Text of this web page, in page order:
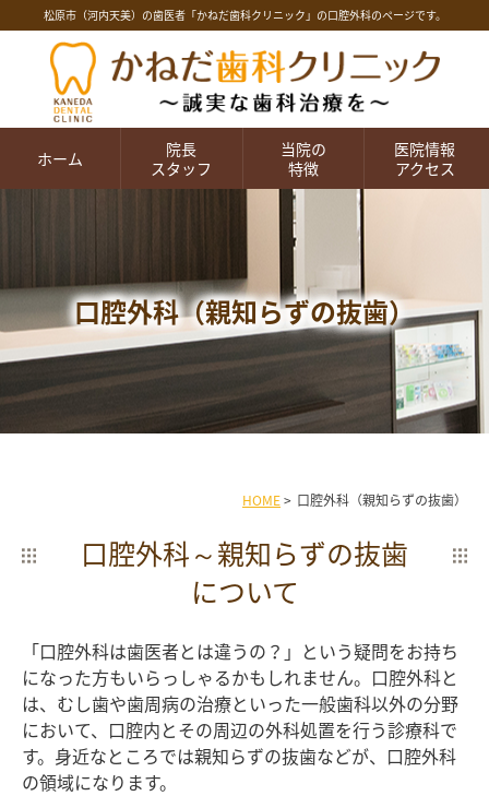
松原市（河内天美）の歯医者「かねだ歯科クリニック」の口腔外科のページです。
ホーム
院長
スタッフ
当院の
特徴
医院情報
アクセス
口腔外科（親知らずの抜歯）
HOME> 口腔外科（親知らずの抜歯）
口腔外科～親知らずの抜歯
について
「口腔外科は歯医者とは違うの？」という疑問をお持ち
になった方もいらっしゃるかもしれません。口腔外科と
は、むし歯や歯周病の治療といった一般歯科以外の分野
において、口腔内とその周辺の外科処置を行う診療科で
す。身近なところでは親知らずの抜歯などが、口腔外科
の領域になります。